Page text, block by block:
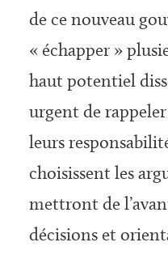
de ce nouveau
« échapper »
haut potentiel
urgent de rappeler
leurs
choisissent les
mettront de
décisions et